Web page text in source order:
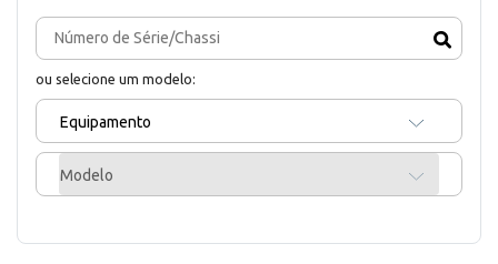
ou selecione um modelo:
Equipamento
Modelo